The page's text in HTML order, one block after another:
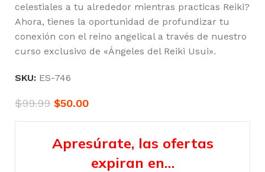
celestiales a tu alrededor mientras practicas Reiki?
Ahora, tienes la oportunidad de profundizar tu
conexión con el reino angelical a través de nuestro
curso exclusivo de «Ángeles del Reiki Usui».
SKU: ES-746
$99.99 $50.00
Apresúrate, las ofertas
expiran en…